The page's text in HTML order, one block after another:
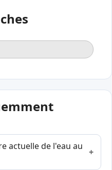
actuelle de l'eau au